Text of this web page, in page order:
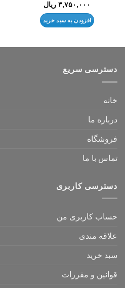
۳,۷۵۰,۰۰۰ ریال
افزودن به سبد خرید
دسترسی سریع
خانه
درباره ما
فروشگاه
تماس با ما
دسترسی کاربری
حساب کاربری من
علاقه مندی
سبد خرید
قوانین و مقررات